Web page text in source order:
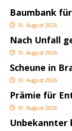
Baumbank
10. August 2026
Nach Unfall
10. August 2026
Scheune in
10. August 2026
Prämie für
10. August 2026
Unbekannter